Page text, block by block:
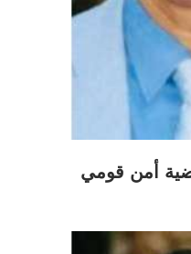
قضية أمن قومي